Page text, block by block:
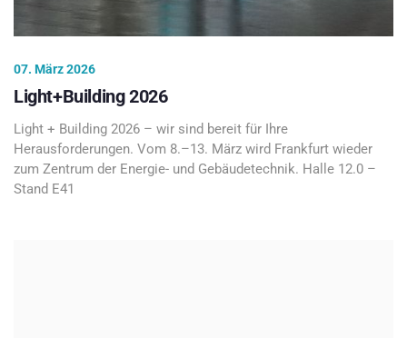
07. März 2026
Light+Building 2026
Light + Building 2026 – wir sind bereit für Ihre
Herausforderungen. Vom 8.–13. März wird Frankfurt wieder
zum Zentrum der Energie- und Gebäudetechnik. Halle 12.0 –
Stand E41